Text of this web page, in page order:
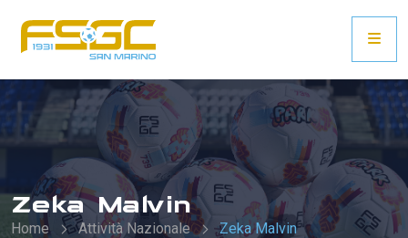
Zeka Malvin
Home Attività Nazionale Zeka Malvin